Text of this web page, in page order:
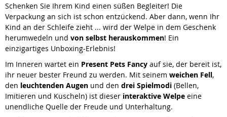
Schenken Sie Ihrem Kind einen süßen Begleiter! Die
Verpackung an sich ist schon entzückend. Aber dann, wenn Ihr
Kind an der Schleife zieht ... wird der Welpe in dem Geschenk
herumwedeln und von selbst herauskommen! Ein
einzigartiges Unboxing-Erlebnis!
Im Inneren wartet ein Present Pets Fancy auf sie, der bereit ist,
ihr neuer bester Freund zu werden. Mit seinem weichen Fell,
den leuchtenden Augen und den drei Spielmodi (Bellen,
Imitieren und Kuscheln) ist dieser interaktive Welpe eine
unendliche Quelle der Freude und Unterhaltung.